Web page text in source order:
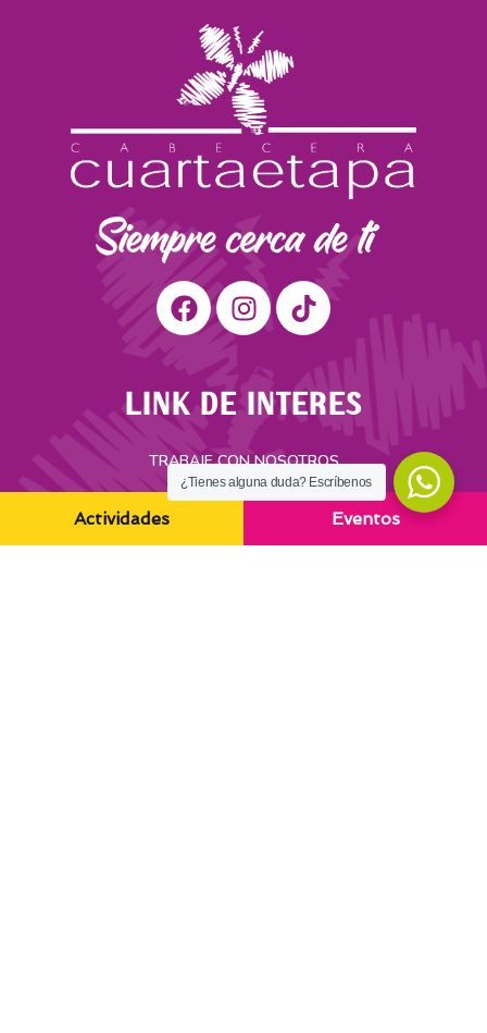
LINK DE INTERES
TRABAJE CON NOSOTROS
PQRS
REGISTRO DE FACTURAS
POLÍTICA DE TRATAMIENTO DE LA INFORMACIÓN
Actividades Eventos
¿Tienes alguna duda? Escríbenos